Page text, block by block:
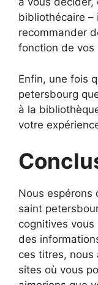
bibliothécaire –
recommander
fonction de vos
Enfin, une fois
petersbourg
à la
votre
Nous espérons
saint
cognitives
des
ces titres, nous
sites où vous